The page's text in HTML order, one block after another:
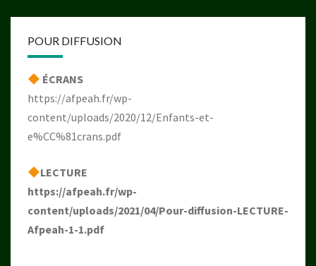
POUR DIFFUSION
ÉCRANS
https://afpeah.fr/wp-
content/uploads/2020/12/Enfants-et-
e%CC%81crans.pdf
LECTURE
https://afpeah.fr/wp-
content/uploads/2021/04/Pour-diffusion-LECTURE-
Afpeah-1-1.pdf